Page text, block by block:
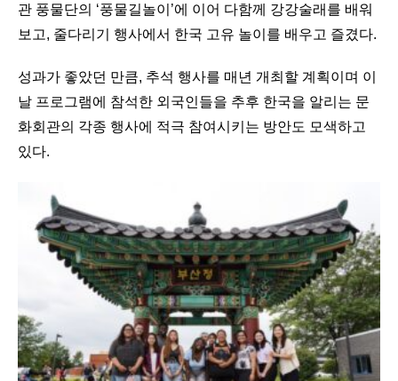
관 풍물단의 ‘풍물길놀이’에 이어 다함께 강강술래를 배워
보고, 줄다리기 행사에서 한국 고유 놀이를 배우고 즐겼다.
성과가 좋았던 만큼, 추석 행사를 매년 개최할 계획이며 이
날 프로그램에 참석한 외국인들을 추후 한국을 알리는 문
화회관의 각종 행사에 적극 참여시키는 방안도 모색하고
있다.